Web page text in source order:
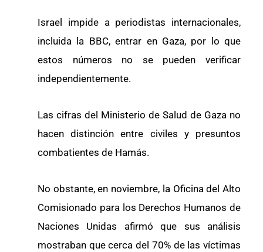
Israel impide a periodistas internacionales,
incluida la BBC, entrar en Gaza, por lo que
estos números no se pueden verificar
independientemente.
Las cifras del Ministerio de Salud de Gaza no
hacen distinción entre civiles y presuntos
combatientes de Hamás.
No obstante, en noviembre, la Oficina del Alto
Comisionado para los Derechos Humanos de
Naciones Unidas afirmó que sus análisis
mostraban que cerca del 70% de las víctimas